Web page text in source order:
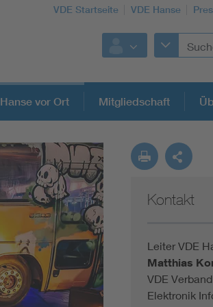
VDE Startseite VDE Hanse
Hanse vor Ort Mitgliedschaft
Kontakt
Leiter VDE
Matthias
VDE
Elektronik